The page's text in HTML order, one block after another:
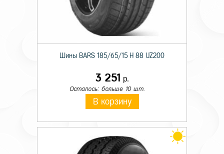
Шины BARS 185/65/15 H 88 UZ200
3 251 р.
Осталось: больше 10 шт.
В корзину